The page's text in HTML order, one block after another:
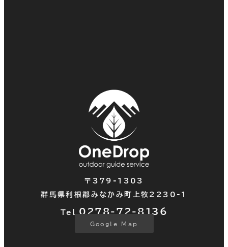
〒379-1303
群馬県利根郡みなかみ町上牧2230-1
Tel.0278-72- 8136
Google Map